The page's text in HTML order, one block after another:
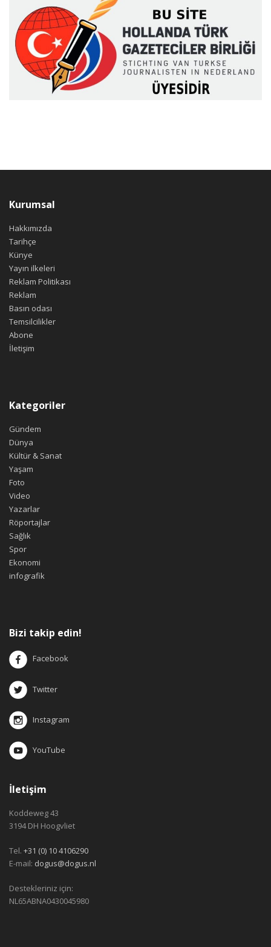
Kurumsal
Hakkımızda
Tarihçe
Künye
Yayın ilkeleri
Reklam Politikası
Reklam
Basın odası
Temsilcilikler
Abone
İletişim
Kategoriler
Gündem
Dünya
Kültür & Sanat
Yaşam
Foto
Video
Yazarlar
Röportajlar
Sağlık
Spor
Ekonomi
infografik
Bizi takip edin!
Facebook
Twitter
Instagram
YouTube
İletişim
Koddeweg 43
3194 DH Hoogvliet
Tel. +31 (0) 10 4106290
E-mail: dogus@dogus.nl
Destekleriniz için:
NL65ABNA0430045980